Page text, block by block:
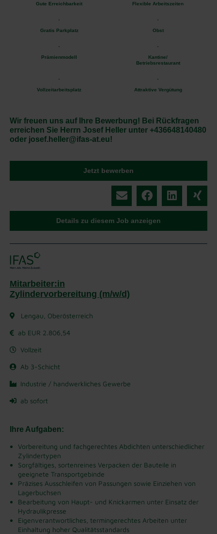
Gute Erreichbarkeit Flexible Arbeitszeiten
Gratis Parkplatz Obst
Prämienmodell
Kantine/
Betriebsrestaurant
Vollzeitarbeitsplatz Attraktive Vergütung
Wir freuen uns auf Ihre Bewerbung! Bei Rückfragen
erreichen Sie Herrn Josef Heller unter +436648140480
oder josef.heller@ifas-at.eu!
Jetzt bewerben
Details zu diesem Job anzeigen
Mitarbeiter:in
Zylindervorbereitung (m/w/d)
Lengau, Oberösterreich
ab EUR 2.806,54
Vollzeit
Ab 3-Schicht
Industrie / handwerkliches Gewerbe
ab sofort
Ihre Aufgaben:
Vorbereitung und fachgerechtes Abdichten unterschiedlicher
Zylindertypen
Sorgfältiges, sortenreines Verpacken der Bauteile in
geeignete Transportgebinde
Präzises Ausschleifen von Passungen sowie Einziehen von
Lagerbuchsen
Bearbeitung von Haupt- und Knickarmen unter Einsatz der
Hydraulikpresse
Eigenverantwortliches, termingerechtes Arbeiten unter
Einhaltung hoher Qualitätsstandards